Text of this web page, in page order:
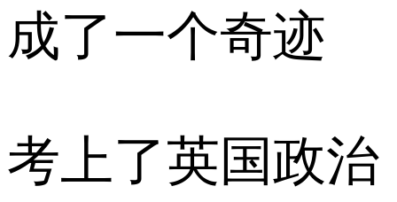
成了一个奇迹
考上了英国政治